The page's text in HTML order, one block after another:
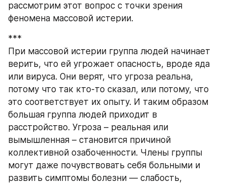
рассмотрим этот вопрос с точки зрения
феномена массовой истерии.
***
При массовой истерии группа людей начинает
верить, что ей угрожает опасность, вроде яда
или вируса. Они верят, что угроза реальна,
потому что так кто-то сказал, или потому, что
это соответствует их опыту. И таким образом
большая группа людей приходит в
расстройство. Угроза – реальная или
вымышленная – становится причиной
коллективной озабоченности. Члены группы
могут даже почувствовать себя больными и
развить симптомы болезни — слабость,